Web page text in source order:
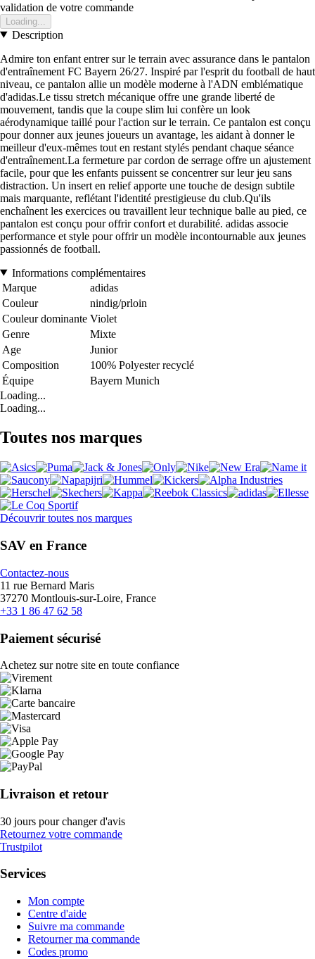
validation de votre commande
Loading...
Description
Admire ton enfant entrer sur le terrain avec assurance dans le pantalon
d'entraînement FC Bayern 26/27. Inspiré par l'esprit du football de haut
niveau, ce pantalon allie un modèle moderne à l'ADN emblématique
d'adidas.Le tissu stretch mécanique offre une grande liberté de
mouvement, tandis que la coupe slim lui confère un look
aérodynamique taillé pour l'action sur le terrain. Ce pantalon est conçu
pour donner aux jeunes joueurs un avantage, les aidant à donner le
meilleur d'eux-mêmes tout en restant stylés pendant chaque séance
d'entraînement.La fermeture par cordon de serrage offre un ajustement
facile, pour que les enfants puissent se concentrer sur leur jeu sans
distraction. Un insert en relief apporte une touche de design subtile
mais marquante, reflétant l'identité prestigieuse du club.Qu'ils
enchaînent les exercices ou travaillent leur technique balle au pied, ce
pantalon est conçu pour offrir confort et durabilité. adidas associe
performance et style pour offrir un modèle incontournable aux jeunes
passionnés de football.
Informations complémentaires
Marque
adidas
Couleur
nindig/prloin
Couleur dominante Violet
Genre
Mixte
Age
Junior
Composition
100% Polyester recyclé
Équipe
Bayern Munich
Loading...
Loading...
Toutes nos marques
Découvrir toutes nos marques
SAV en France
Contactez-nous
11 rue Bernard Maris
37270 Montlouis-sur-Loire, France
+33 1 86 47 62 58
Paiement sécurisé
Achetez sur notre site en toute confiance
Livraison et retour
30 jours pour changer d'avis
Retournez votre commande
Trustpilot
Services
Mon compte
Centre d'aide
Suivre ma commande
Retourner ma commande
Codes promo